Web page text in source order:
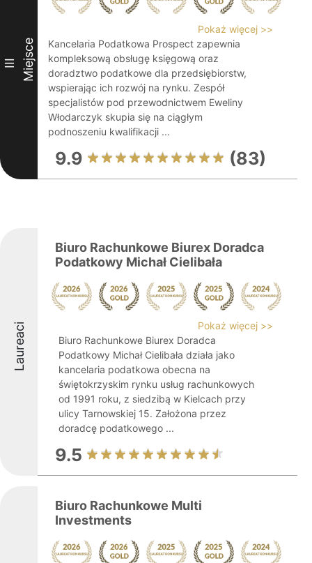
III Miejsce
Pokaż więcej >>
Kancelaria Podatkowa Prospect zapewnia
kompleksową obsługę księgową oraz
doradztwo podatkowe dla przedsiębiorstw,
wspierając ich rozwój na rynku. Zespół
specjalistów pod przewodnictwem Eweliny
Włodarczyk skupia się na ciągłym
podnoszeniu kwalifikacji ...
9.9 (83)
Laureaci
Biuro Rachunkowe Biurex Doradca
Podatkowy Michał Cielibała
Pokaż więcej >>
Biuro Rachunkowe Biurex Doradca
Podatkowy Michał Cielibała działa jako
kancelaria podatkowa obecna na
świętokrzyskim rynku usług rachunkowych
od 1991 roku, z siedzibą w Kielcach przy
ulicy Tarnowskiej 15. Założona przez
doradcę podatkowego ...
9.5
Biuro Rachunkowe Multi
Investments